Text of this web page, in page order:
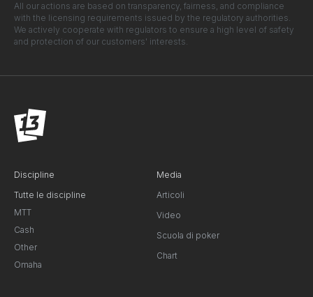
All our actions are based on transparency, fairness, and compliance
with the licensing requirements issued by the regulatory authorities.
We actively cooperate with regulators to ensure a high level of safety
and protection of our customers' interests.
Discipline
Tutte le discipline
MTT
Cash
Other
Omaha
Media
Articoli
Video
Scuola di poker
Chart